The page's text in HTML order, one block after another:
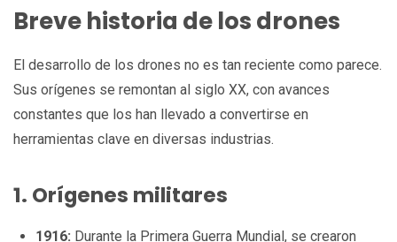
Breve historia de los drones
El desarrollo de los drones no es tan reciente como parece.
Sus orígenes se remontan al siglo XX, con avances
constantes que los han llevado a convertirse en
herramientas clave en diversas industrias.
1. Orígenes militares
1916: Durante la Primera Guerra Mundial, se crearon